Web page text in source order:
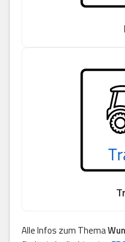
Alle Infos zum Thema